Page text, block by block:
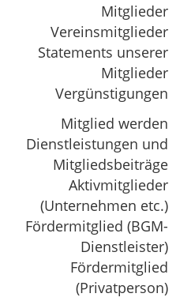
Mitglieder
Vereinsmitglieder
Statements unserer
Mitglieder
Vergünstigungen
Mitglied werden
Dienstleistungen und
Mitgliedsbeiträge
Aktivmitglieder
(Unternehmen etc.)
Fördermitglied (BGM-
Dienstleister)
Fördermitglied
(Privatperson)